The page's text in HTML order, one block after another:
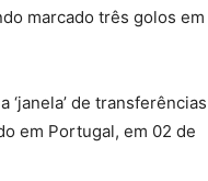
marcado três golos em
‘janela’ de transferências
em Portugal, em 02 de